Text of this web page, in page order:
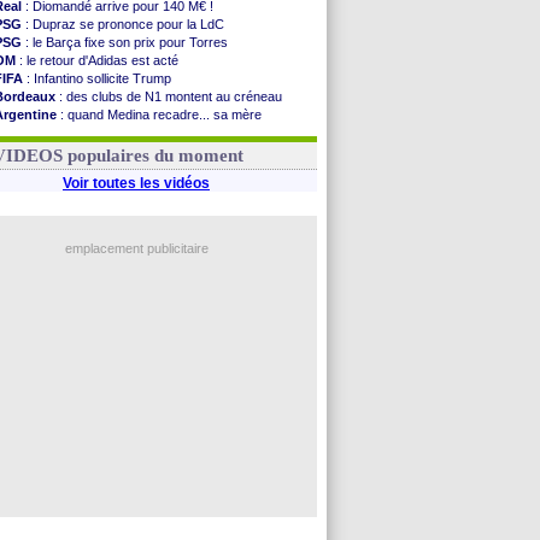
: Diomandé arrive pour 140 M€ !
: Dupraz se prononce pour la LdC
: le Barça fixe son prix pour Torres
: le retour d'Adidas est acté
: Infantino sollicite Trump
: des clubs de N1 montent au créneau
: quand Medina recadre... sa mère
: le club prêt à libérer Kondogbia ?
populaires du moment
Voir toutes les vidéos
emplacement publicitaire